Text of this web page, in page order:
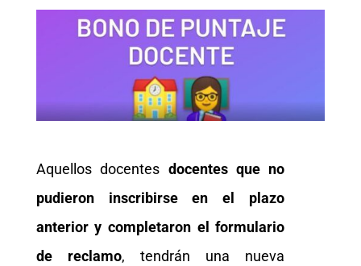
Aquellos docentes docentes que no
pudieron inscribirse en el plazo
anterior y completaron el formulario
de reclamo, tendrán una nueva